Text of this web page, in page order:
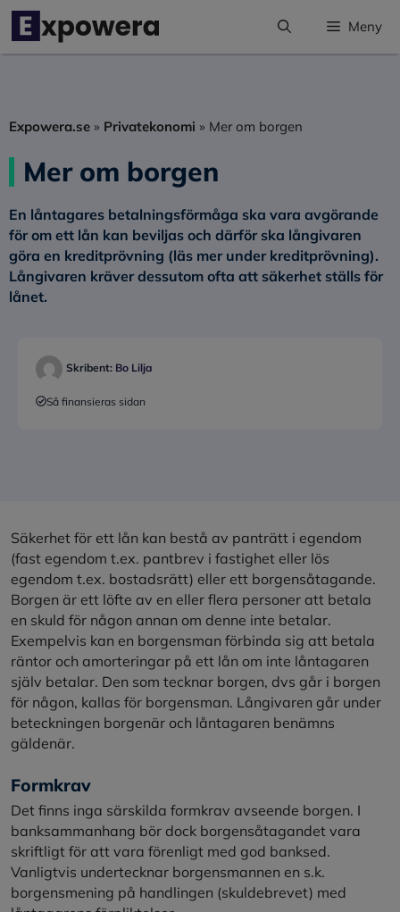
Hoppa
innehåll
Meny
Expowera.se » Privatekonomi » Mer om borgen
Mer om borgen
En låntagares betalningsförmåga ska vara avgörande
för om ett lån kan beviljas och därför ska långivaren
göra en kreditprövning (läs mer under kreditprövning).
Långivaren kräver dessutom ofta att säkerhet ställs för
lånet.
Skribent: Bo Lilja
Så finansieras sidan
Säkerhet för ett lån kan bestå av panträtt i egendom
(fast egendom t.ex. pantbrev i fastighet eller lös
egendom t.ex. bostadsrätt) eller ett borgensåtagande.
Borgen är ett löfte av en eller flera personer att betala
en skuld för någon annan om denne inte betalar.
Exempelvis kan en borgensman förbinda sig att betala
räntor och amorteringar på ett lån om inte låntagaren
själv betalar. Den som tecknar borgen, dvs går i borgen
för någon, kallas för borgensman. Långivaren går under
beteckningen borgenär och låntagaren benämns
gäldenär.
Formkrav
Det finns inga särskilda formkrav avseende borgen. I
banksammanhang bör dock borgensåtagandet vara
skriftligt för att vara förenligt med god banksed.
Vanligtvis undertecknar borgensmannen en s.k.
borgensmening på handlingen (skuldebrevet) med